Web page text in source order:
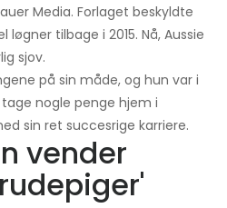
Media. Forlaget beskyldte
tilbage i 2015. Nå, Aussie
sjov.
på sin måde, og hun var i
nogle penge hjem i
sin ret succesrige karriere.
vender